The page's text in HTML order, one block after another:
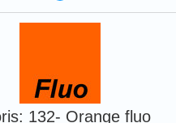
132- Orange fluo